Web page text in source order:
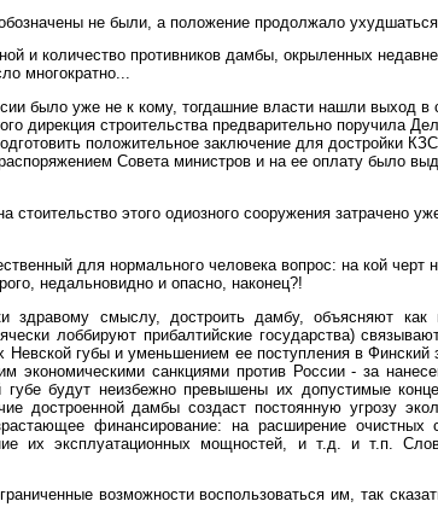
не были, а положение продолжало ухудшаться.
и количество противников дамбы, окрыленных
многократно...
было уже не к кому, тогдашние власти нашли выход в
дирекция строительства предварительно поручила
положительное заключение для достройки
Совета министров и на ее оплату было
этого одиозного сооружения затрачено
для нормального человека вопрос: на кой черт
недальновидно и опасно, наконец?!
здравому смыслу, достроить дамбу, объясняют как
лоббируют прибалтийские государства)
губы и уменьшением ее поступления в
санкциями против России - за
губе будут неизбежно превышены их допустимые
достроенной дамбы создаст постоянную угрозу
финансирование: на расширение очистных
их эксплуатационных мощностей, и т.д. и т.п.
возможности воспользоваться им, так